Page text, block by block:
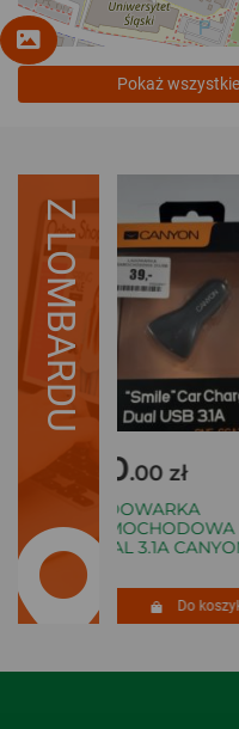
Pokaż
Z LOMBARDU
40.00 zł
ŁADOWARKA
SAMOCHODOWA
DUAL 3.1A
Do